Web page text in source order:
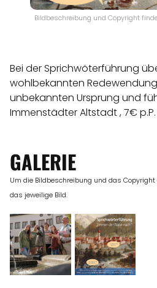
Bildbeschreibung und Copyright
Bei der Sprichwöterführung
wohlbekannten
unbekannten Ursprung und
Immenstädter Altstadt , 7€ p.P.
GALERIE
Um die Bildbeschreibung und das
das jeweilige Bild.